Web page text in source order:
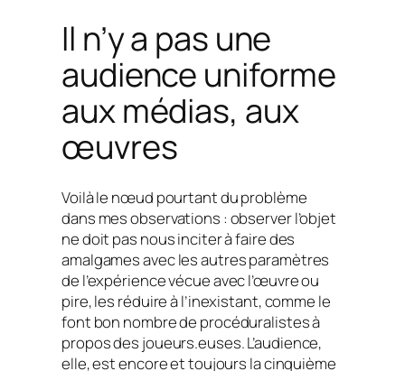
Il n’y a pas une
audience uniforme
aux médias, aux
œuvres
Voilà le nœud pourtant du problème
dans mes observations : observer l’objet
ne doit pas nous inciter à faire des
amalgames avec les autres paramètres
de l’expérience vécue avec l’œuvre ou
pire, les réduire à l’inexistant, comme le
font bon nombre de procéduralistes à
propos des joueurs.euses. L’audience,
elle, est encore et toujours la cinquième